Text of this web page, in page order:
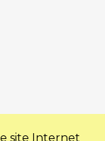
site Internet